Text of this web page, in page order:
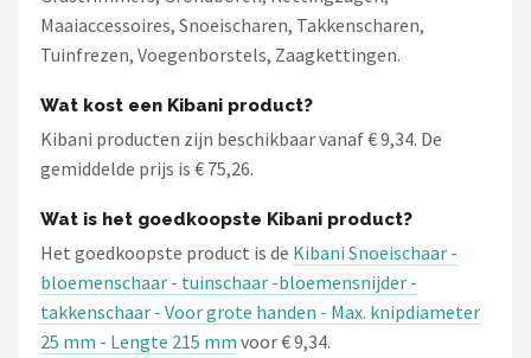
Maaiaccessoires, Snoeischaren, Takkenscharen,
Tuinfrezen, Voegenborstels, Zaagkettingen.
Wat kost een Kibani product?
Kibani producten zijn beschikbaar vanaf € 9,34. De
gemiddelde prijs is € 75,26.
Wat is het goedkoopste Kibani product?
Het goedkoopste product is de Kibani Snoeischaar -
bloemenschaar - tuinschaar -bloemensnijder -
takkenschaar - Voor grote handen - Max. knipdiameter
25 mm - Lengte 215 mm voor € 9,34.